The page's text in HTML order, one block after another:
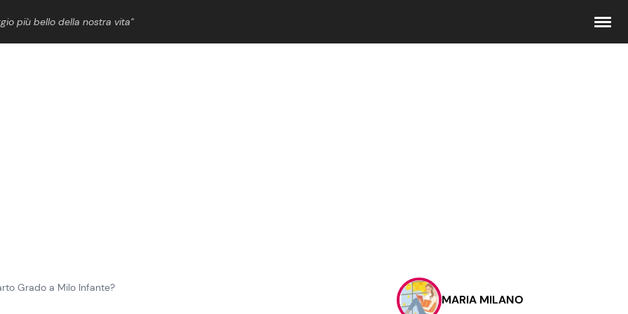
più bello della nostra vita”
Contattaci
Pubblicità
Grado a Milo Infante?
MARIA MILANO